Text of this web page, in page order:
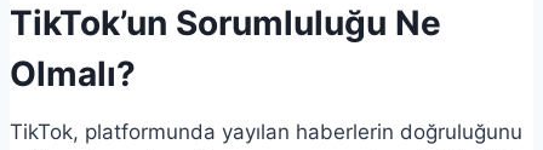
TikTok’un Sorumluluğu Ne
Olmalı?
TikTok, platformunda yayılan haberlerin doğruluğunu